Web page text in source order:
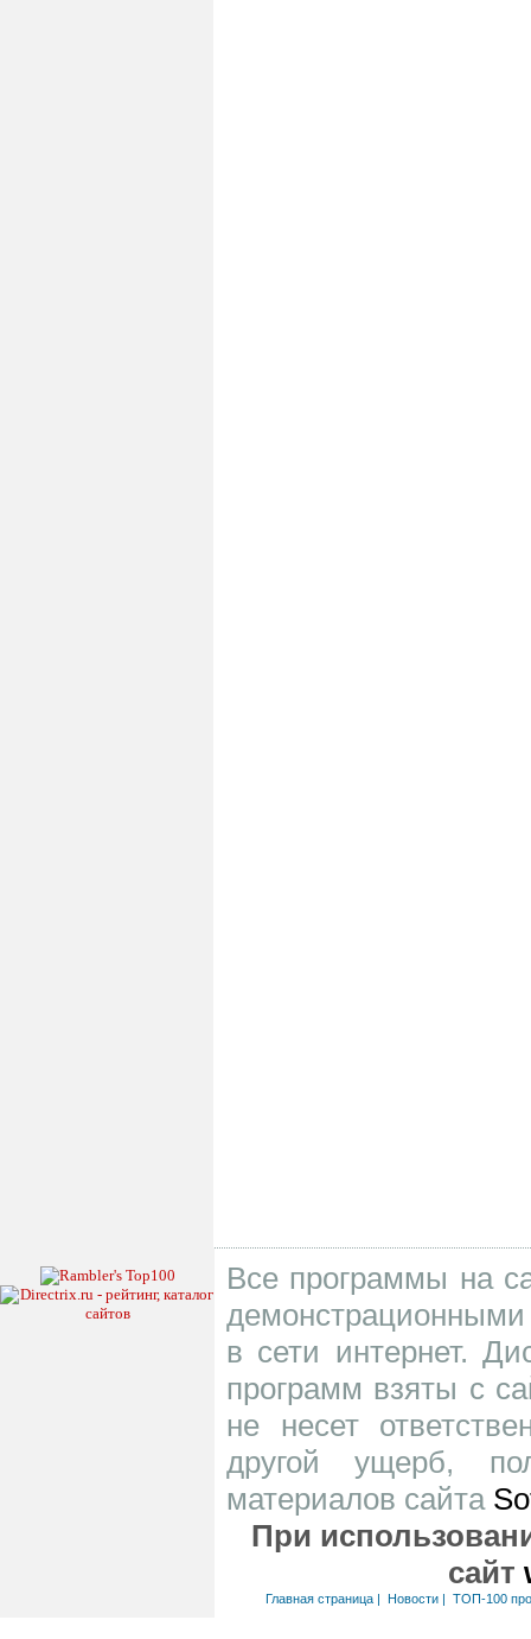
Все программы на
в сети интернет.
программ взяты с
не несет
другой ущерб,
материалов сайта
При
сайт
Главная страница| Новости| ТОП-100